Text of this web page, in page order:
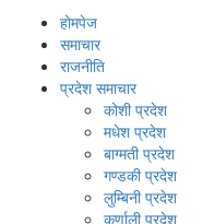
होमपेज
समाचार
राजनीति
प्रदेश समाचार
कोशी प्रदेश
मधेश प्रदेश
बाग्मती प्रदेश
गण्डकी प्रदेश
लुम्बिनी प्रदेश
कर्णाली प्रदेश